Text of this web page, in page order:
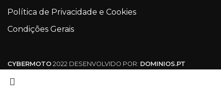
Política de Privacidade e Cookies
Condições Gerais
CYBERMOTO 2022 DESENVOLVIDO POR: DOMINIOS.PT